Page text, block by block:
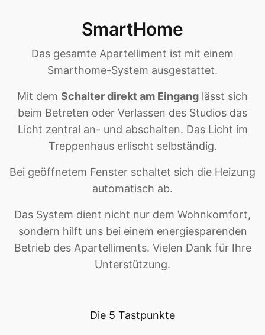
SmartHome
Das gesamte Apartelliment ist mit einem
Smarthome-System ausgestattet.
Mit dem Schalter direkt am Eingang lässt sich
beim Betreten oder Verlassen des Studios das
Licht zentral an- und abschalten. Das Licht im
Treppenhaus erlischt selbständig.
Bei geöffnetem Fenster schaltet sich die Heizung
automatisch ab.
Das System dient nicht nur dem Wohnkomfort,
sondern hilft uns bei einem energiesparenden
Betrieb des Apartelliments. Vielen Dank für Ihre
Unterstützung.
Die 5 Tastpunkte